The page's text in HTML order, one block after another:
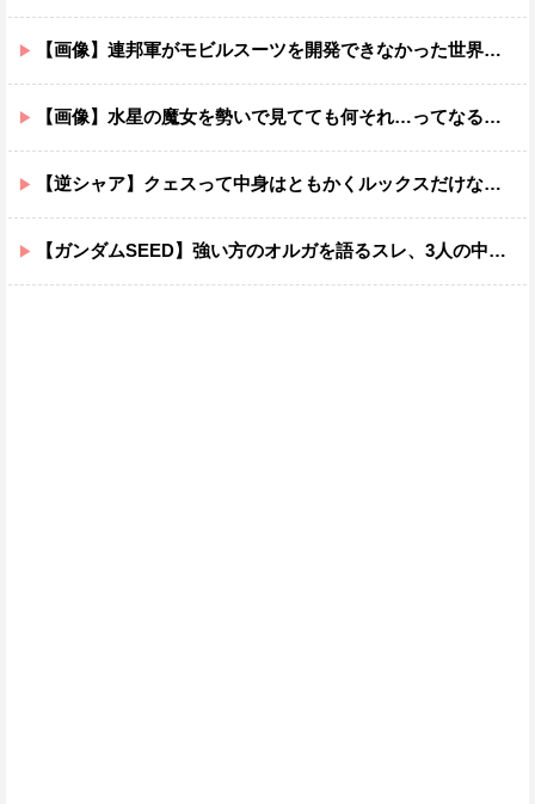
【画像】連邦軍がモビルスーツを開発できなかった世界線のガンダムｗｗｗｗｗｗｗ
【画像】水星の魔女を勢いで見てても何それ…ってなる部分ｗｗｗｗｗｗｗｗ
【逆シャア】クェスって中身はともかくルックスだけなら最高だな
【ガンダムSEED】強い方のオルガを語るスレ、3人の中でも強化は一番されてない方